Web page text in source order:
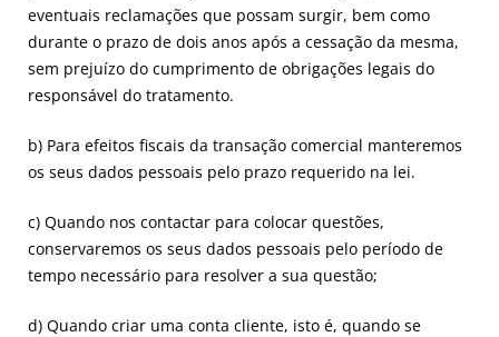
eventuais reclamações que possam surgir, bem como
durante o prazo de dois anos após a cessação da mesma,
sem prejuízo do cumprimento de obrigações legais do
responsável do tratamento.
b) Para efeitos fiscais da transação comercial manteremos
os seus dados pessoais pelo prazo requerido na lei.
c) Quando nos contactar para colocar questões,
conservaremos os seus dados pessoais pelo período de
tempo necessário para resolver a sua questão;
d) Quando criar uma conta cliente, isto é, quando se